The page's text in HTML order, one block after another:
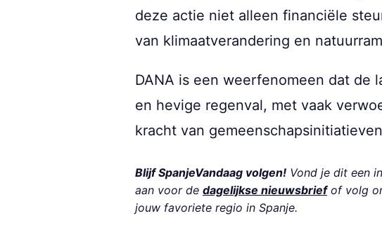
deze actie niet alleen financiële
van klimaatverandering en
DANA is een weerfenomeen dat de
en hevige regenval, met vaak
kracht van
Blijf SpanjeVandaag volgen! Vond je dit een
aan voor de dagelijkse nieuwsbriefof volg
jouw favoriete regio in Spanje.